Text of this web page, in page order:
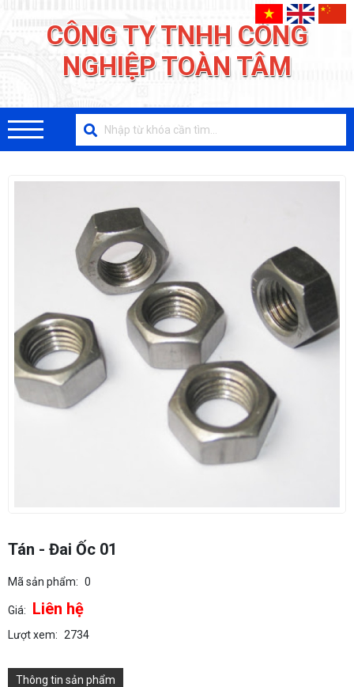
CÔNG TY TNHH CÔNG
NGHIỆP TOÀN TÂM
Tán - Đai Ốc 01
Mã sản phẩm: 0
Giá: Liên hệ
Lượt xem: 2734
Thông tin sản phẩm